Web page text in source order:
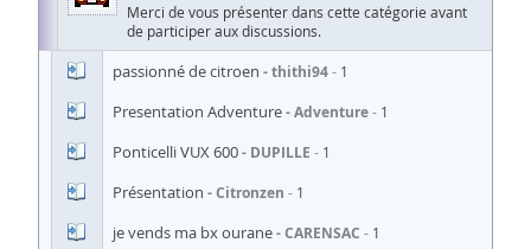
Merci de vous présenter dans cette catégorie avant
de participer aux discussions.
passionné de citroen thithi94 1
Presentation Adventure Adventure 1
Ponticelli VUX 600 DUPILLE 1
Présentation Citronzen 1
je vends ma bx ourane CARENSAC 1